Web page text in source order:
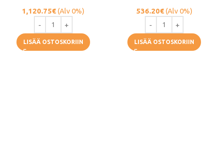
1,120.75€(Alv 0%)
LISÄÄ OSTOSKORIIN
536.20€(Alv 0%)
LISÄÄ OSTOSKORIIN